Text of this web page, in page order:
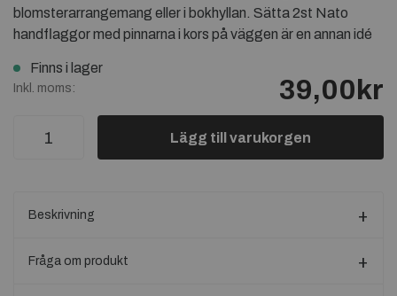
blomsterarrangemang eller i bokhyllan. Sätta 2st Nato
handflaggor med pinnarna i kors på väggen är en annan idé
Finns i lager
Inkl. moms: 39,00kr
Lägg till varukorgen
Beskrivning
Fråga om produkt